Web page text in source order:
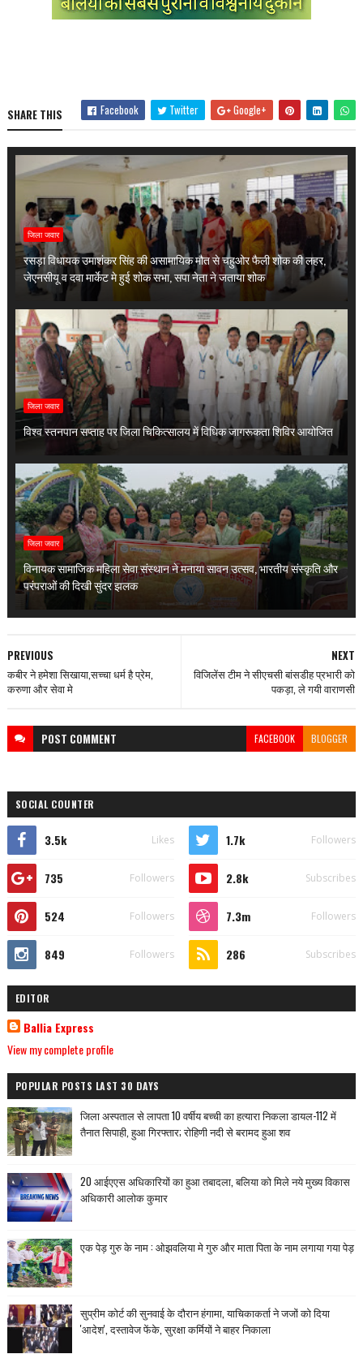
SHARE THIS Facebook Twitter Google+
जिला जवार
रसड़ा विधायक उमाशंकर सिंह की असामायिक मौत से चहुओर फैली शोक की लहर,
जेएनसीयू व दवा मार्केट मे हुई शोक सभा, सपा नेता ने जताया शोक
जिला जवार
विश्व स्तनपान सप्ताह पर जिला चिकित्सालय में विधिक जागरूकता शिविर आयोजित
जिला जवार
विनायक सामाजिक महिला सेवा संस्थान ने मनाया सावन उत्सव, भारतीय संस्कृति और
परंपराओं की दिखी सुंदर झलक
NEXT
विजिलेंस टीम ने सीएचसी बांसडीह प्रभारी को
पकड़ा, ले गयी वाराणसी
PREVIOUS
कबीर ने हमेशा सिखाया,सच्चा धर्म है प्रेम,
करुणा और सेवा मे
POST COMMENT FACEBOOK BLOGGER
SOCIAL COUNTER
3.5k Likes 1.7k Followers
735 Followers 2.8k Subscribes
524 Followers 7.3m Followers
849 Followers 286 Subscribes
EDITOR
Ballia Express
View my complete profile
POPULAR POSTS LAST 30 DAYS
जिला अस्पताल से लापता 10 वर्षीय बच्ची का हत्यारा निकला डायल-112 में
तैनात सिपाही, हुआ गिरफ्तार; रोहिणी नदी से बरामद हुआ शव
20 आईएएस अधिकारियों का हुआ तबादला, बलिया को मिले नये मुख्य विकास
अधिकारी आलोक कुमार
एक पेड़ गुरु के नाम : ओझवलिया मे गुरु और माता पिता के नाम लगाया गया पेड़
सुप्रीम कोर्ट की सुनवाई के दौरान हंगामा, याचिकाकर्ता ने जजों को दिया
'आदेश', दस्तावेज फेंके, सुरक्षा कर्मियों ने बाहर निकाला